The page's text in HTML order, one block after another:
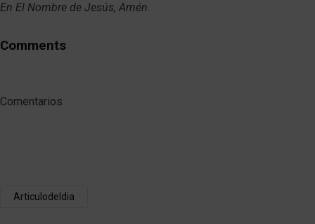
En El Nombre de Jesús, Amén.
Comments
Comentarios
Articulodeldia